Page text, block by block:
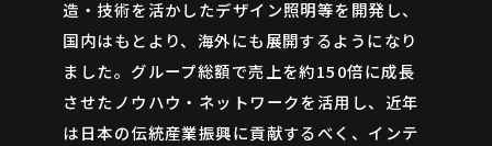
造・技術を活かしたデザイン照明等を開発し、
国内はもとより、海外にも展開するようになり
ました。グループ総額で売上を約150倍に成長
させたノウハウ・ネットワークを活用し、近年
は日本の伝統産業振興に貢献するべく、インテ